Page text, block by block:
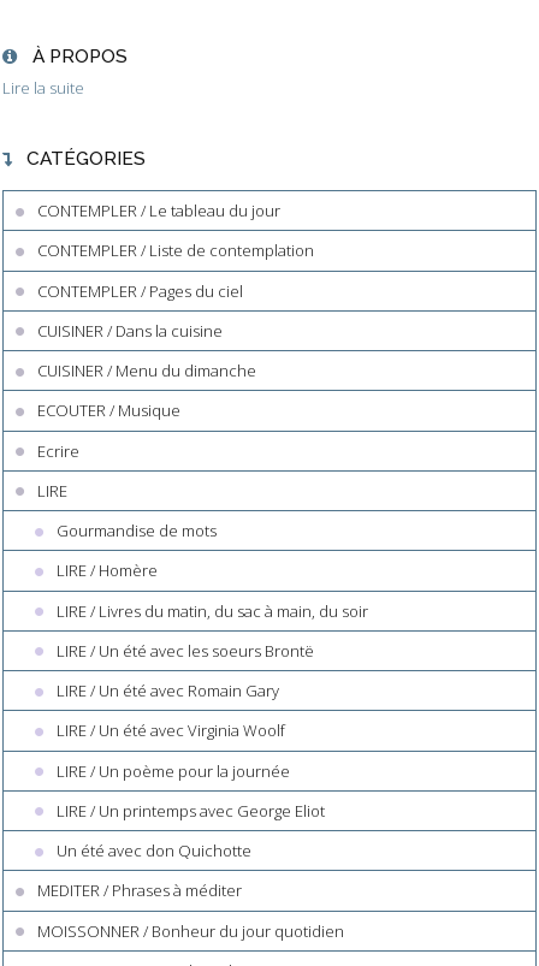
À PROPOS
Lire la suite
CATÉGORIES
CONTEMPLER / Le tableau du jour
CONTEMPLER / Liste de contemplation
CONTEMPLER / Pages du ciel
CUISINER / Dans la cuisine
CUISINER / Menu du dimanche
ECOUTER / Musique
Ecrire
LIRE
Gourmandise de mots
LIRE / Homère
LIRE / Livres du matin, du sac à main, du soir
LIRE / Un été avec les soeurs Brontë
LIRE / Un été avec Romain Gary
LIRE / Un été avec Virginia Woolf
LIRE / Un poème pour la journée
LIRE / Un printemps avec George Eliot
Un été avec don Quichotte
MEDITER / Phrases à méditer
MOISSONNER / Bonheur du jour quotidien